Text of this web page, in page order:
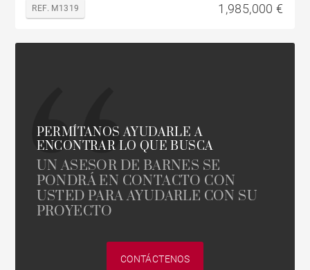
REF. M1319 1,985,000 €
PERMÍTANOS AYUDARLE A
ENCONTRAR LO QUE BUSCA
UN ASESOR DE BARNES SE
PONDRÁ EN CONTACTO CON
USTED PARA AYUDARLE CON SU
PROYECTO
CONTÁCTENOS